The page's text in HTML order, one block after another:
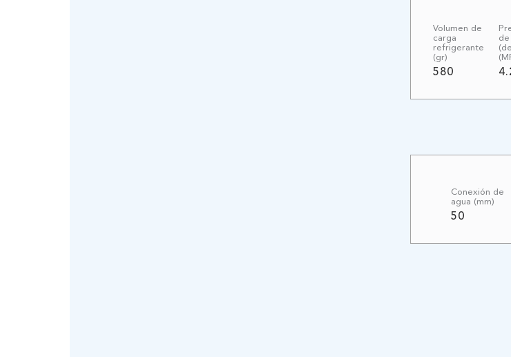
Volumen de
carga
refrigerante
(gr)
580
de
Conexión de
agua (mm)
50